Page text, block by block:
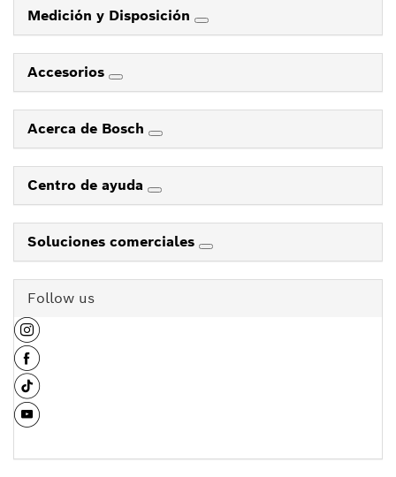
Medición y Disposición
Accesorios
Acerca de Bosch
Centro de ayuda
Soluciones comerciales
Follow us